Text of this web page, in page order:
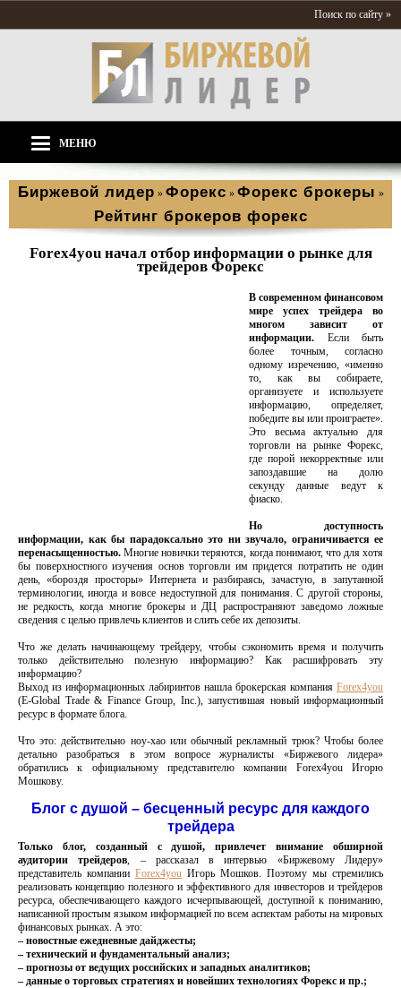
Поиск по сайту »
МЕНЮ
Биржевой лидер » Форекс » Форекс брокеры »
Рейтинг брокеров форекс
Forex4you начал отбор информации о рынке для
трейдеров Форекс
В современном финансовом
мире успех трейдера во
многом зависит от
информации. Если быть
более точным, согласно
одному изречению, «именно
то, как вы собираете,
организуете и используете
информацию, определяет,
победите вы или проиграете».
Это весьма актуально для
торговли на рынке Форекс,
где порой некорректные или
запоздавшие на долю
секунду данные ведут к
фиаско.
Но доступность
информации, как бы парадоксально это ни звучало, ограничивается ее
перенасыщенностью.Многие новички теряются, когда понимают, что для хотя
бы поверхностного изучения основ торговли им придется потратить не один
день, «бороздя просторы» Интернета и разбираясь, зачастую, в запутанной
терминологии, иногда и вовсе недоступной для понимания. С другой стороны,
не редкость, когда многие брокеры и ДЦ распространяют заведомо ложные
сведения с целью привлечь клиентов и слить себе их депозиты.
Что же делать начинающему трейдеру, чтобы сэкономить время и получить
только действительно полезную информацию? Как расшифровать эту
информацию?
Выход из информационных лабиринтов нашла брокерская компания Forex4you
(E-Global Trade & Finance Group, Inc.), запустившая новый информационный
ресурс в формате блога.
Что это: действительно ноу-хао или обычный рекламный трюк? Чтобы более
детально разобраться в этом вопросе журналисты «Биржевого лидера»
обратились к официальному представителю компании Forex4you Игорю
Мошкову.
Блог с душой – бесценный ресурс для каждого
трейдера
Только блог, созданный с душой, привлечет внимание обширной
аудитории трейдеров, – рассказал в интервью «Биржевому Лидеру»
представитель компании Forex4you Игорь Мошков. Поэтому мы стремились
реализовать концепцию полезного и эффективного для инвесторов и трейдеров
ресурса, обеспечивающего каждого исчерпывающей, доступной к пониманию,
написанной простым языком информацией по всем аспектам работы на мировых
финансовых рынках. А это:
– новостные ежедневные дайджесты;
– технический и фундаментальный анализ;
– прогнозы от ведущих российских и западных аналитиков;
– данные о торговых стратегиях и новейших технологиях Форекс и пр.;